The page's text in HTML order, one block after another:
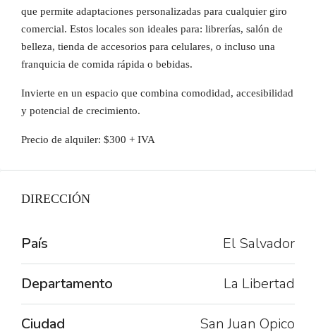
que permite adaptaciones personalizadas para cualquier giro
comercial. Estos locales son ideales para: librerías, salón de
belleza, tienda de accesorios para celulares, o incluso una
franquicia de comida rápida o bebidas.
Invierte en un espacio que combina comodidad, accesibilidad
y potencial de crecimiento.
Precio de alquiler: $300 + IVA
DIRECCIÓN
País El Salvador
Departamento La Libertad
Ciudad San Juan Opico